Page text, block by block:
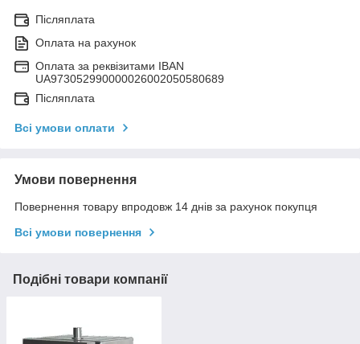
Післяплата
Оплата на рахунок
Оплата за реквізитами IBAN
UA973052990000026002050580689
Післяплата
Всі умови оплати
Умови повернення
Повернення товару впродовж 14 днів за рахунок покупця
Всі умови повернення
Подібні товари компанії